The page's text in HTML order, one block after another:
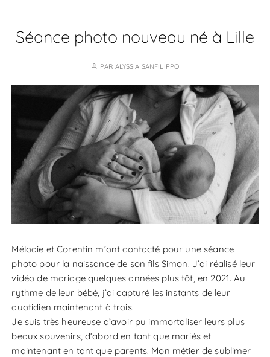
Séance photo nouveau né à Lille
PAR ALYSSIA SANFILIPPO
Mélodie et Corentin m’ont contacté pour une séance
photo pour la naissance de son fils Simon. J’ai réalisé leur
vidéo de mariage quelques années plus tôt, en 2021. Au
rythme de leur bébé, j’ai capturé les instants de leur
quotidien maintenant à trois.
Je suis très heureuse d’avoir pu immortaliser leurs plus
beaux souvenirs, d’abord en tant que mariés et
maintenant en tant que parents. Mon métier de sublimer